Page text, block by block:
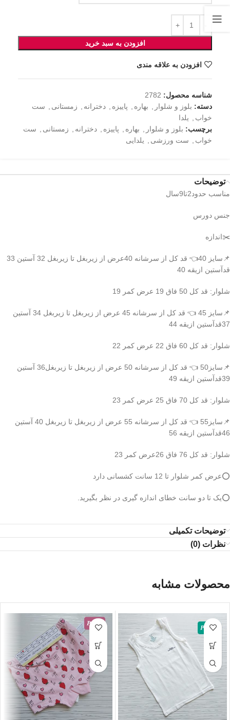
افزودن به سبد خرید
افزودن به علاقه مندی
شناسه محصول: 2782
دسته: بلوز و شلوار بهاره پاییزه دخترانه زمستانی
ست
خواب
یلدا
برچسب: بلوز و شلوار بهاره پاییزه دخترانه زمستانی
ست
خواب
ست ورزشی یلدایی
توضیحات
مناسب حدود2تا9سال
جنس دورس
✂️اندازه
📌سایز 40👈 قد کل از سرشانه 40عرض از زیربغل تا زیربغل 32 آستین 33
قدآستین ازیقه 40
شلوار: قد کل 50 فاق 19 عرض کمر 19
📌سایز 45 👈 قد کل از سرشانه 45 عرض از زیربغل تا زیربغل 34 آستین
37قدآستین ازیقه 44
شلوار: قد کل 60 فاق 22 عرض کمر 22
📌سایز50 👈 قد کل از سرشانه 50 عرض از زیربغل تا زیربغل36 آستین
39قدآستین ازیقه 49
شلوار: قد کل 70 فاق 25 عرض کمر 23
📌سایز55 👈 قد کل از سرشانه 55 عرض از زیربغل تا زیربغل 40 آستین
46قدآستین ازیقه 56
شلوار: قد کل 76 فاق 26عرض کمر 23
⭕️عرض کمر شلوار تا 12 سانت کشسانی دارد
⭕️یک تا دو سانت خطای اندازه گیری در نظر بگیرید.
توضیحات تکمیلی
نظرات (0)
محصولات مشابه